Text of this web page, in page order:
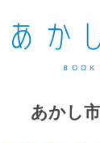
あかし